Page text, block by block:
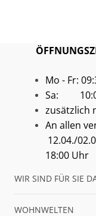
Mo - Fr:
Sa:
zusätzlich
An allen
12.04./
18:00 Uhr
WIR SIND FÜR SIE
WOHNWELTEN